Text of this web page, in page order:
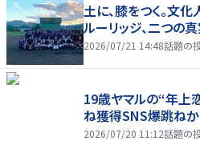
土に、膝をつく。文化
ルーリッジ、二つの真
2026/07/21 14:48話題の
19歳ヤマルの“年上
ね獲得SNS爆跳ねか
2026/07/20 11:12話題の